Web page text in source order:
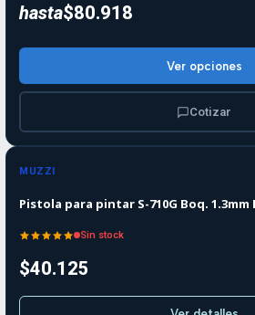
hasta$80.918
Ver opciones
Cotizar
Agotado
MUZZI
Pistola para pintar S-710G Boq. 1.3mm
Sin stock
$40.125